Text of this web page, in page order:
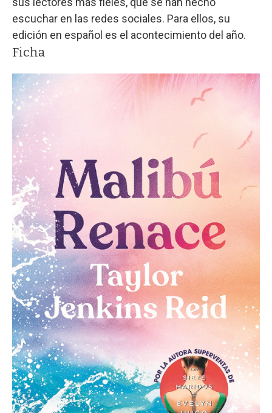
escuchar en las redes sociales. Para ellos, su
edición en español es el acontecimiento del año.
Ficha